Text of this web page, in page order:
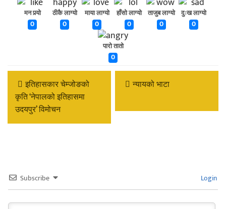
मन पर्‍यो
0
ठीकै लाग्यो
0
माया लाग्यो
0
हाँसो लाग्यो
0
ताजुब लाग्यो
0
दुःख लाग्यो
0
पारो तातो
0
इतिहासकार चेम्जोङको
कृति ‘नेपालको इतिहासमा
उदयपुर’ विमोचन
न्यायको भाटा
Subscribe Login